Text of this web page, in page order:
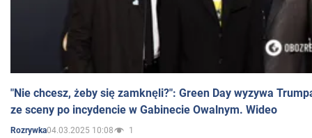
"Nie chcesz, żeby się zamknęli?": Green Day wyzywa
ze sceny po incydencie w Gabinecie Owalnym. Wideo
Rozrywka04.03.2025 10:08 1